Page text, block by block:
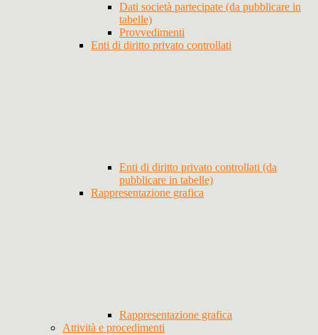
Dati società partecipate (da pubblicare in
tabelle)
Provvedimenti
Enti di diritto privato controllati
Enti di diritto privato controllati (da
pubblicare in tabelle)
Rappresentazione grafica
Rappresentazione grafica
Attività e procedimenti